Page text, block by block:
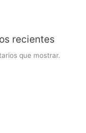
recientes
que mostrar.